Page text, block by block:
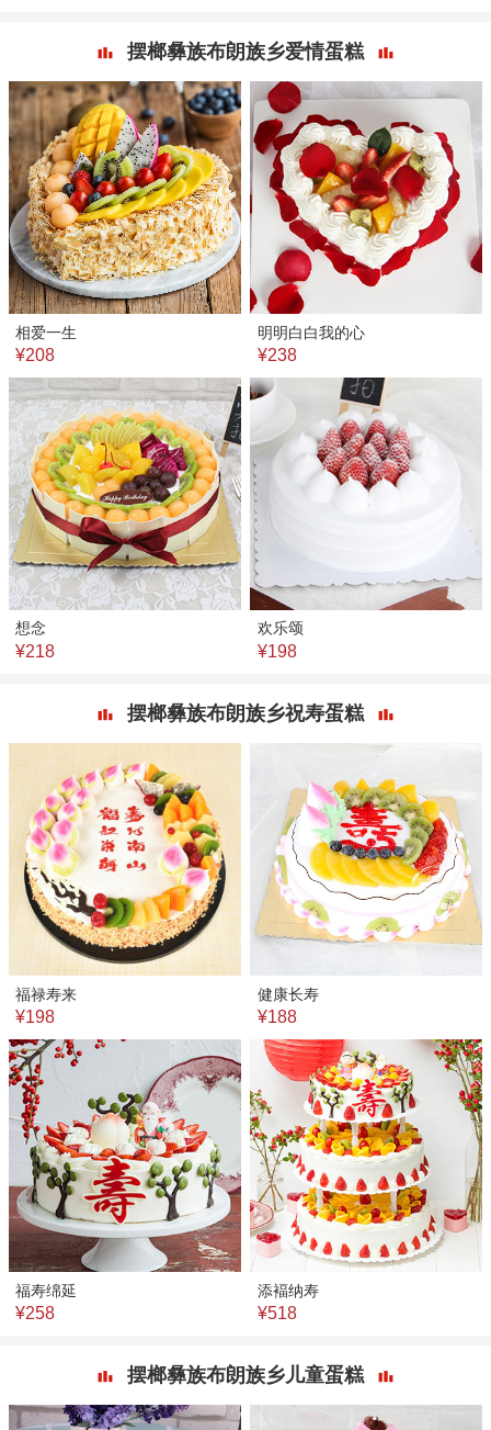
摆榔彝族布朗族乡爱情蛋糕
相爱一生
¥208
明明白白我的心
¥238
想念
¥218
欢乐颂
¥198
摆榔彝族布朗族乡祝寿蛋糕
福禄寿来
¥198
健康长寿
¥188
福寿绵延
¥258
添褔纳寿
¥518
摆榔彝族布朗族乡儿童蛋糕